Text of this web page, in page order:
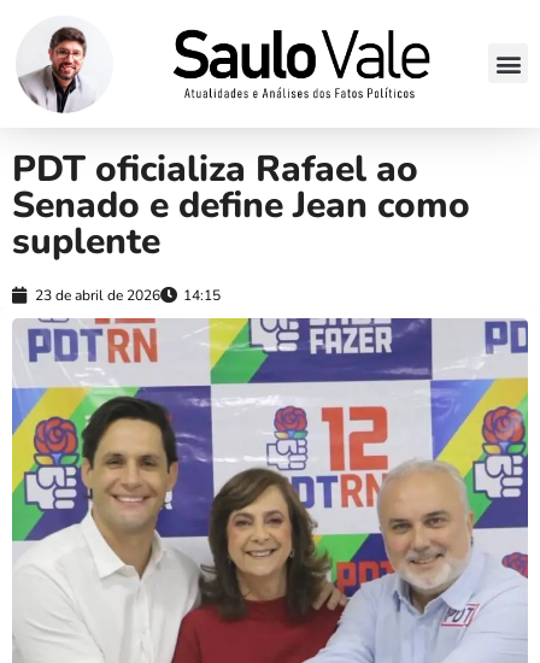
PDT oficializa Rafael ao
Senado e define Jean como
suplente
23 de abril de 2026 14:15